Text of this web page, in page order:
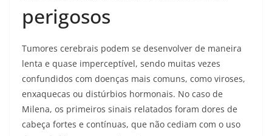
perigosos
Tumores cerebrais podem se desenvolver de maneira
lenta e quase imperceptível, sendo muitas vezes
confundidos com doenças mais comuns, como viroses,
enxaquecas ou distúrbios hormonais. No caso de
Milena, os primeiros sinais relatados foram dores de
cabeça fortes e contínuas, que não cediam com o uso